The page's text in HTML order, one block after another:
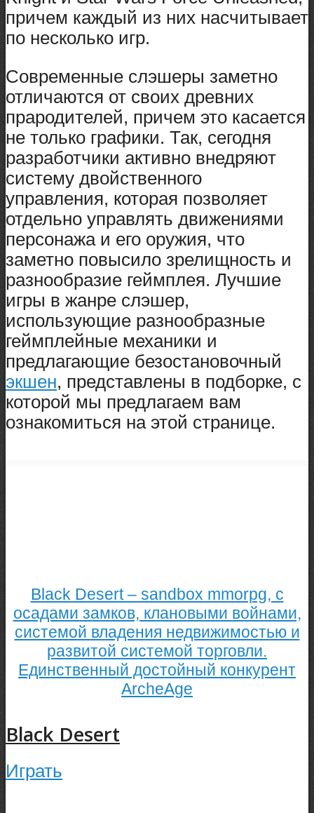
причем каждый из них насчитывает
по несколько игр.
Современные слэшеры заметно
отличаются от своих древних
прародителей, причем это касается
не только графики. Так, сегодня
разработчики активно внедряют
систему двойственного
управления, которая позволяет
отдельно управлять движениями
персонажа и его оружия, что
заметно повысило зрелищность и
разнообразие геймплея. Лучшие
игры в жанре слэшер,
использующие разнообразные
геймплейные механики и
предлагающие безостановочный
экшен, представлены в подборке, с
которой мы предлагаем вам
ознакомиться на этой странице.
Black Desert – sandbox mmorpg, с
осадами замков, клановыми войнами,
системой владения недвижимостью и
развитой системой торговли.
Единственный достойный конкурент
ArcheAge
Black Desert
Играть